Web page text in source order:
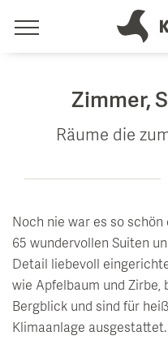
Hotel & Gastgeber
Nachhaltigkeit
Impressionen & Videos
Lage & Anreise
Zimmer & Angebote
Zimmer & Suiten
Inklusivleistungen
Pauschalen
Last Minute
spüren
Artemacur Spa & Gesundheit
Spa-Anwendungen
Pool-Landschaft
genießen
Essen & Trinken
Zimmer,
Räume die
Noch nie war es so
65 wundervollen Suiten
Detail liebevoll
wie Apfelbaum und Zirbe,
Bergblick und sind für
Klimaanlage ausgestattet.